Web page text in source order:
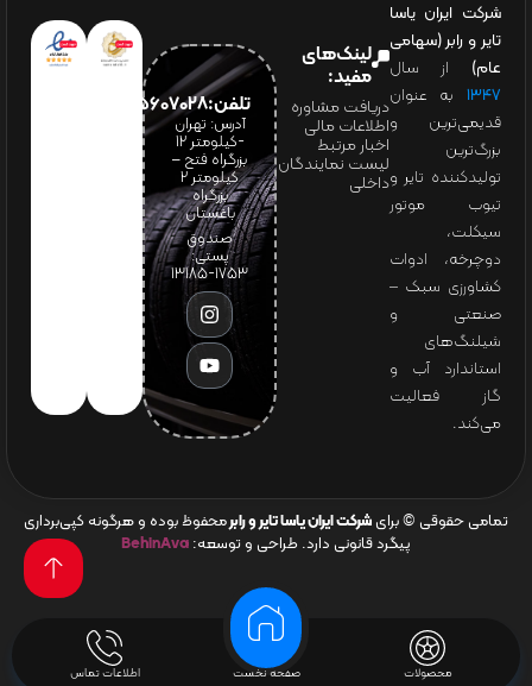
محصولات صفحه نخست اطلاعات تماس
شرکت ایران یاسا
تایر و رابر (سهامی
عام) از سال
۱۳۴۷ به عنوان
قدیمی‌ترین و
بزرگ‌ترین
تولیدکننده تایر و
تیوب موتور
سیکلت،
دوچرخه، ادوات
کشاورزی سبک –
صنعتی و
شیلنگ‌های
استاندارد آب و
گاز فعالیت
می‌کند.
لینک‌های
مفید:
دریافت مشاوره
اطلاعات مالی
اخبار مرتبط
لیست نمایندگان
داخلی
تلفن:65607028(021)
آدرس: تهران
-کیلومتر 12
بزرگراه فتح –
کیلومتر ۲
بزرگراه
باغستان
صندوق
پستی:
1753-13185
تمامی حقوقی © برای شرکت ایران یاسا تایر و رابرمحفوظ بوده و هرگونه کپی‌برداری
پیگرد قانونی دارد. طراحی و توسعه: BehinAva